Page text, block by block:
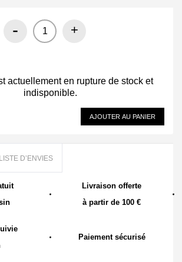
- +
actuellement en rupture de stock et
indisponible.
AJOUTER AU PANIER
D’ENVIES
Livraison offerte
à partir de 100 €
Paiement sécurisé